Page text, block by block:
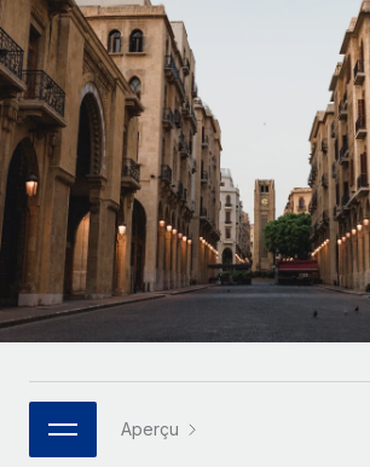
Gestion des freelances
Intégrez et gérez vos freelances
PEO
Sous-traitez les opérations complexes
INFRASTRUCTURE
Intégration Remote
Intégrez vos RH aux flux de travail en
Plateforme
Des fonctions RH clés intégrées pour
Connectez n'importe quel outil d’IA à
notre MCP
Comparer Remote
Examinez notre service par rapport aux
CROISSANCE
Start-ups
Des solutions agiles et internationales
paie des entreprises en pleine
Entreprises intermédiaires
Développez vos équipes avec des
Entreprise
Les RH à l’international pour les
pays
Calculateur de paiement des
Découvrez les devises disponibles et
paiement pour vos freelances
APPRENDRE AVEC REMOTE
Recherche et guides
Études de cas
Checklists et modèles
Descriptions de postes
Nederlands
Français
Deutsch
Español
Italiano
Português (Portugal)
日本語
한국어
Aperçu